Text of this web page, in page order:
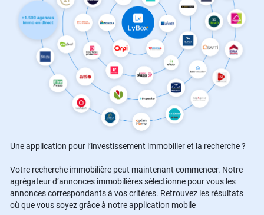
Une application pour l’investissement immobilier et la recherche ?
Votre recherche immobilière peut maintenant commencer. Notre
agrégateur d’annonces immobilières sélectionne pour vous les
annonces correspondants à vos critères. Retrouvez les résultats
où que vous soyez grâce à notre application mobile